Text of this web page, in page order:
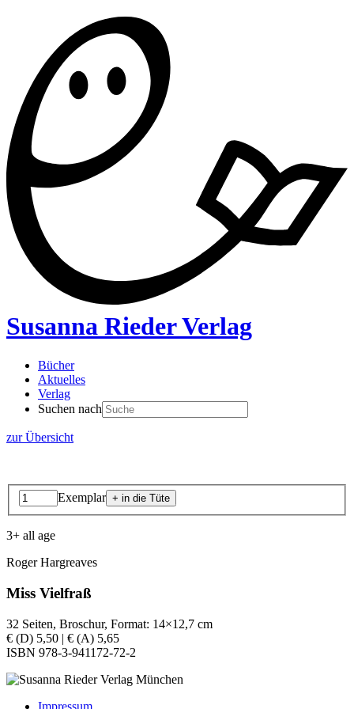
Susanna Rieder Verlag
Bücher
Aktuelles
Verlag
Suchen nach
zur Übersicht
Exemplar
3+ all age
Roger Hargreaves
Miss Vielfraß
32 Seiten, Broschur, Format: 14×12,7 cm
€ (D) 5,50 | € (A) 5,65
ISBN 978-3-941172-72-2
Impressum